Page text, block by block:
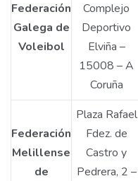
Federación
Galega de
Voleibol
Complejo
Deportivo
Elviña –
15008 – A
Coruña
Federación
Melillense
de
Plaza Rafael
Fdez. de
Castro y
Pedrera, 2 –